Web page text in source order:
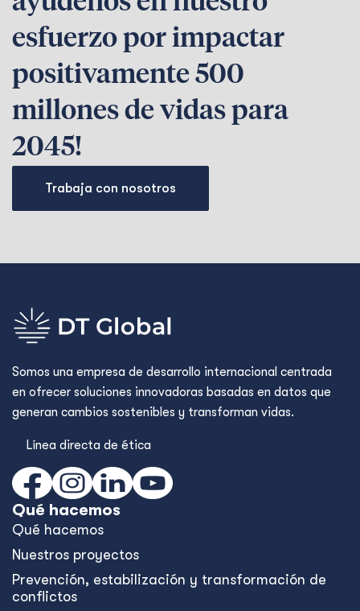
esfuerzo por impactar
positivamente 500
millones de vidas para
2045!
Trabaja con nosotros
Somos una empresa de desarrollo internacional centrada
en ofrecer soluciones innovadoras basadas en datos que
generan cambios sostenibles y transforman vidas.
Línea directa de ética
Qué hacemos
Qué hacemos
Nuestros proyectos
Prevención, estabilización y transformación de
conflictos